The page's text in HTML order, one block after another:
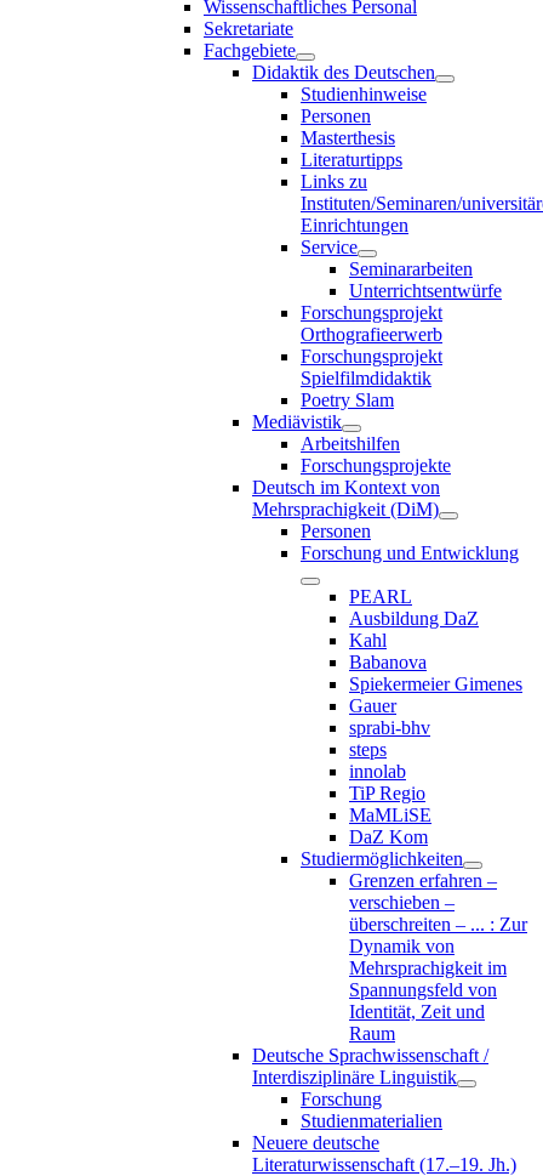
Wissenschaftliches Personal
Sekretariate
Fachgebiete
Didaktik des Deutschen
Studienhinweise
Personen
Masterthesis
Literaturtipps
Links zu
Instituten/Seminaren/
Einrichtungen
Service
Seminararbeiten
Unterrichtsentwürfe
Forschungsprojekt
Orthografieerwerb
Forschungsprojekt
Spielfilmdidaktik
Poetry Slam
Mediävistik
Arbeitshilfen
Forschungsprojekte
Deutsch im Kontext von
Mehrsprachigkeit (DiM)
Personen
Forschung und Entwicklung
PEARL
Ausbildung DaZ
Kahl
Babanova
Spiekermeier Gimenes
Gauer
sprabi-bhv
steps
innolab
TiP Regio
MaMLiSE
DaZ Kom
Studiermöglichkeiten
Grenzen erfahren –
verschieben –
überschreiten – ... : Zur
Dynamik von
Mehrsprachigkeit im
Spannungsfeld von
Identität, Zeit und
Raum
Deutsche Sprachwissenschaft /
Interdisziplinäre Linguistik
Forschung
Studienmaterialien
Neuere deutsche
Literaturwissenschaft (17.–19. Jh.)